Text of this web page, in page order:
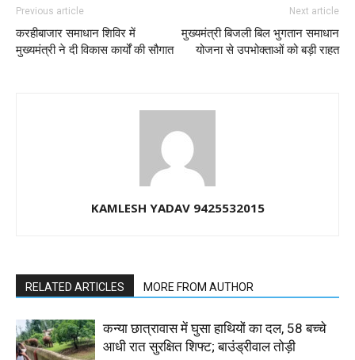
Previous article
करहीबाजार समाधान शिविर में
मुख्यमंत्री ने दी विकास कार्यों की सौगात
Next article
मुख्यमंत्री बिजली बिल भुगतान समाधान
योजना से उपभोक्ताओं को बड़ी राहत
KAMLESH YADAV 9425532015
RELATED ARTICLES MORE FROM AUTHOR
कन्या छात्रावास में घुसा हाथियों का दल, 58 बच्चे
आधी रात सुरक्षित शिफ्ट; बाउंड्रीवाल तोड़ी